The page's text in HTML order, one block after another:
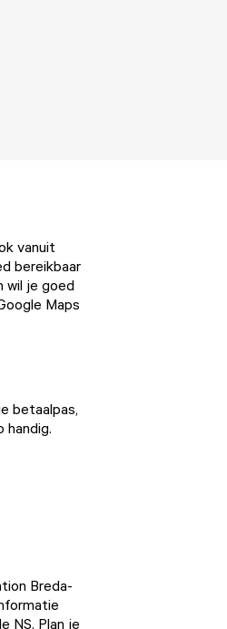
vanuit
bereikbaar
wil je goed
Maps
betaalpas,
handig.
Breda-
NS. Plan je